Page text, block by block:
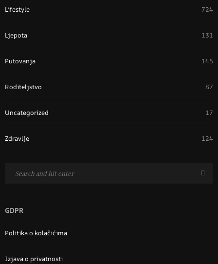
Lifestyle 724
Ljepota 131
Putovanja 145
Roditeljstvo 87
Uncategorized 17
Zdravlje 124
GDPR
Politika o kolačićima
Izjava o privatnosti